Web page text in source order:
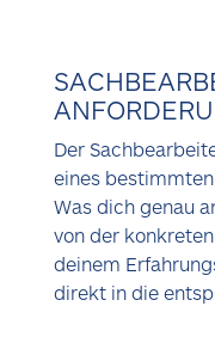
Der
eines
Was dich genau
von der
deinem
direkt in die